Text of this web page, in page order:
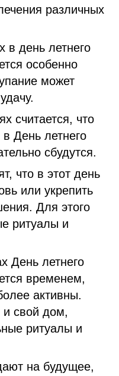
различных
в день летнего
особенно
может
считается, что
День летнего
сбудутся.
что в этот день
или укрепить
Для этого
ритуалы и
День летнего
временем,
активны.
и свой дом,
ритуалы и
на будущее,